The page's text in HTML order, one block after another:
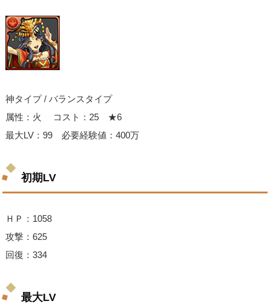
神タイプ / バランスタイプ
属性：火 コスト：25 ★6
最大LV：99 必要経験値：400万
初期LV
ＨＰ：1058
攻撃：625
回復：334
最大LV